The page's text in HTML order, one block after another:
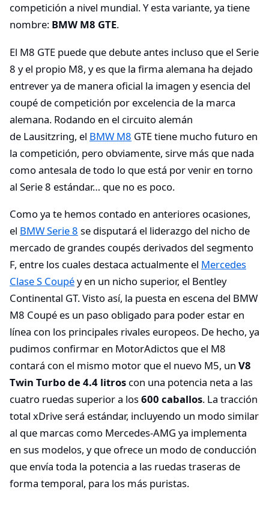
competición a nivel mundial. Y esta variante, ya tiene
nombre: BMW M8 GTE.
El M8 GTE puede que debute antes incluso que el Serie
8 y el propio M8, y es que la firma alemana ha dejado
entrever ya de manera oficial la imagen y esencia del
coupé de competición por excelencia de la marca
alemana. Rodando en el circuito alemán
de Lausitzring, el BMW M8 GTE tiene mucho futuro en
la competición, pero obviamente, sirve más que nada
como antesala de todo lo que está por venir en torno
al Serie 8 estándar… que no es poco.
Como ya te hemos contado en anteriores ocasiones,
el BMW Serie 8 se disputará el liderazgo del nicho de
mercado de grandes coupés derivados del segmento
F, entre los cuales destaca actualmente el Mercedes
Clase S Coupéy en un nicho superior, el Bentley
Continental GT. Visto así, la puesta en escena del BMW
M8 Coupé es un paso obligado para poder estar en
línea con los principales rivales europeos. De hecho, ya
pudimos confirmar en MotorAdictos que el M8
contará con el mismo motor que el nuevo M5, un V8
Twin Turbo de 4.4 litros con una potencia neta a las
cuatro ruedas superior a los600 caballos. La tracción
total xDrive será estándar, incluyendo un modo similar
al que marcas como Mercedes-AMG ya implementa
en sus modelos, y que ofrece un modo de conducción
que envía toda la potencia a las ruedas traseras de
forma temporal, para los más puristas.